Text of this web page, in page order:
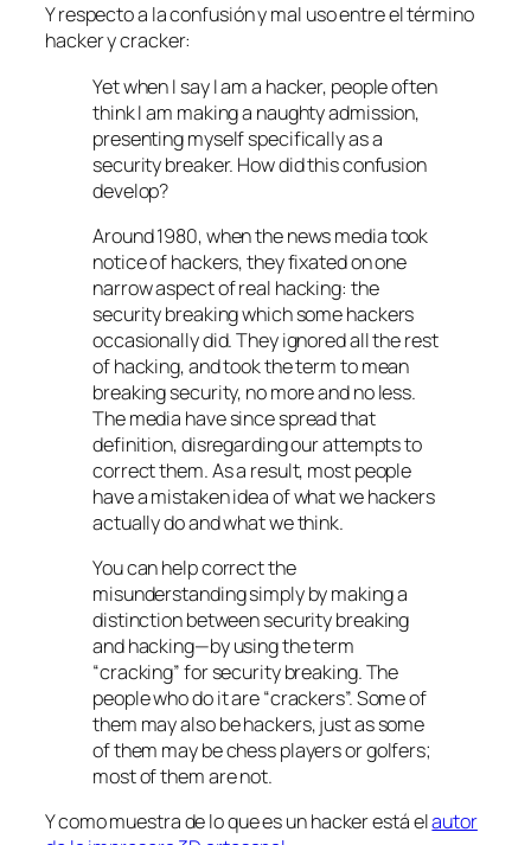
Y respecto a la confusión y mal uso entre el término
hacker y cracker:
Yet when I say I am a hacker, people often
think I am making a naughty admission,
presenting myself specifically as a
security breaker. How did this confusion
develop?
Around 1980, when the news media took
notice of hackers, they fixated on one
narrow aspect of real hacking: the
security breaking which some hackers
occasionally did. They ignored all the rest
of hacking, and took the term to mean
breaking security, no more and no less.
The media have since spread that
definition, disregarding our attempts to
correct them. As a result, most people
have a mistaken idea of what we hackers
actually do and what we think.
You can help correct the
misunderstanding simply by making a
distinction between security breaking
and hacking—by using the term
“cracking” for security breaking. The
people who do it are “crackers”. Some of
them may also be hackers, just as some
of them may be chess players or golfers;
most of them are not.
Y como muestra de lo que es un hacker está elautor